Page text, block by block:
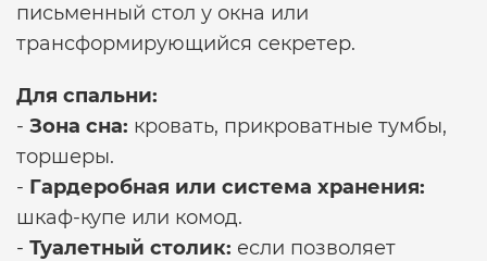
письменный стол у окна или
трансформирующийся секретер.
Для спальни:
- Зона сна: кровать, прикроватные тумбы,
торшеры.
- Гардеробная или система хранения:
шкаф-купе или комод.
- Туалетный столик: если позволяет